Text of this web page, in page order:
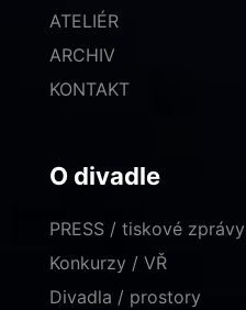
ATELIÉR
ARCHIV
KONTAKT
O divadle
PRESS / tiskové zprávy
Konkurzy / VŘ
Divadla / prostory